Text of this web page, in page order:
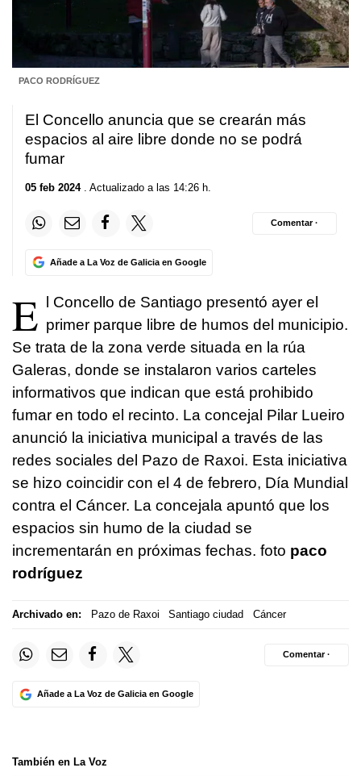
PACO RODRÍGUEZ
El Concello anuncia que se crearán más
espacios al aire libre donde no se podrá
fumar
05 feb 2024. Actualizado a las 14:26 h.
Añade a La Voz de Galicia en Google
Comentar ·
E l Concello de Santiago presentó ayer el
primer parque libre de humos del municipio.
Se trata de la zona verde situada en la rúa
Galeras, donde se instalaron varios carteles
informativos que indican que está prohibido
fumar en todo el recinto. La concejal Pilar Lueiro
anunció la iniciativa municipal a través de las
redes sociales del Pazo de Raxoi. Esta iniciativa
se hizo coincidir con el 4 de febrero, Día Mundial
contra el Cáncer. La concejala apuntó que los
espacios sin humo de la ciudad se
incrementarán en próximas fechas. foto paco
rodríguez
Archivado en: Pazo de Raxoi Santiago ciudad Cáncer
Añade a La Voz de Galicia en Google
Comentar ·
También en La Voz